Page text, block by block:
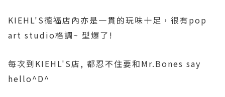
KIEHL'S德福店內亦是一貫的玩味十足，很有pop
art studio格調~ 型爆了!
每次到KIEHL'S店, 都忍不住要和Mr.Bones say
hello^D^